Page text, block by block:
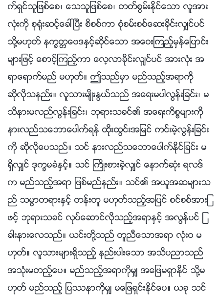
က္ရွင္သူျဖစ္ေစ၊ ေသသူျဖစ္ေစ၊ တတ္စြမ္းႏိုင္ေသာ လူအား
လုံးကို စု႐ုံးဆင့္ေခၚၿပီး စိစစ္ကာ စုံစမ္းစစ္ေဆးခိုင္းလွ်င္ပင္
သို႔မဟုတ္ နကၡတၱေဗဒႏွင့္ဆိုင္ေသာ အေဝးၾကည့္မွန္ေျပာင္း
မ်ားျဖင့္ ေစာင့္ၾကည့္ကာ ေလ့လာခိုင္းလွ်င္ပင္ အားလုံး အ
ရာေရာက္မည္ မဟုတ္။ ဤသည္မွာ မည္သည့္အရာကို
ဆိုလိုသနည္း။ လူသားမ်ိဳးႏြယ္သည္ အေရးမပါလြန္းျခင္း၊ မ
သိနားမလည္လြန္းျခင္း၊ ဘုရားသခင္၏ အေရးကိစၥမ်ားကို
နားလည္သေဘာေပါက္ရန္ ထိုးထြင္းအျမင္ ကင္းမဲ့လြန္းျခင္း
ကို ဆိုလိုေပသည္။ သင္ နားလည္သေဘာေပါက္ႏိုင္ျခင္း မ
ရွိလွ်င္ ဒုကၡမခံႏွင့္။ သင္ ႀကိဳးစားခဲ့လွ်င္ ေနာက္ဆုံး ရလဒ္
က မည္သည့္အရာ ျဖစ္မည္နည္း။ သင္၏ အယူအဆမ်ားသ
ည္ သမၼာတရားႏွင့္ တန္းတူ မဟုတ္သည့္အျပင္ စင္စစ္အားျ
ဖင့္ ဘုရားသခင္ လုပ္ေဆာင္လိုသည့္အရာႏွင့္ အလြန္ပင္ ျ
ခားနားေလသည္။ ယင္းတို႔သည္ တူညီေသာအရာ လုံးဝ မ
ဟုတ္။ လူသားမ်ားရွိသည့္ နည္းပါးေသာ အသိပညာသည္
အသုံးမတည့္ေပ။ မည္သည့္အရာကိုမွ် အေျဖမရွာႏိုင္ သို႔မ
ဟုတ္ မည္သည့္ ျပႆနာကိုမွ် မေျဖရွင္းႏိုင္ေပ။ ယခု သင္